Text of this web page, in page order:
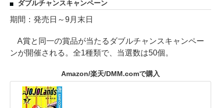
ダブルチャンスキャンペーン
期間：発売日～9月末日
A賞と同一の賞品が当たるダブルチャンスキャンペー
ンが開催される。全1種類で、当選数は50個。
Amazon/楽天/DMM.comで購入